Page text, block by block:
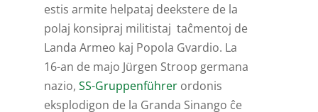
estis armite helpataj deekstere de la
polaj konsipraj militistaj taĉmentoj de
Landa Armeo kaj Popola Gvardio. La
16-an de majo Jürgen Stroop germana
nazio, SS-Gruppenführerordonis
eksplodigon de la Granda Sinango ĉe